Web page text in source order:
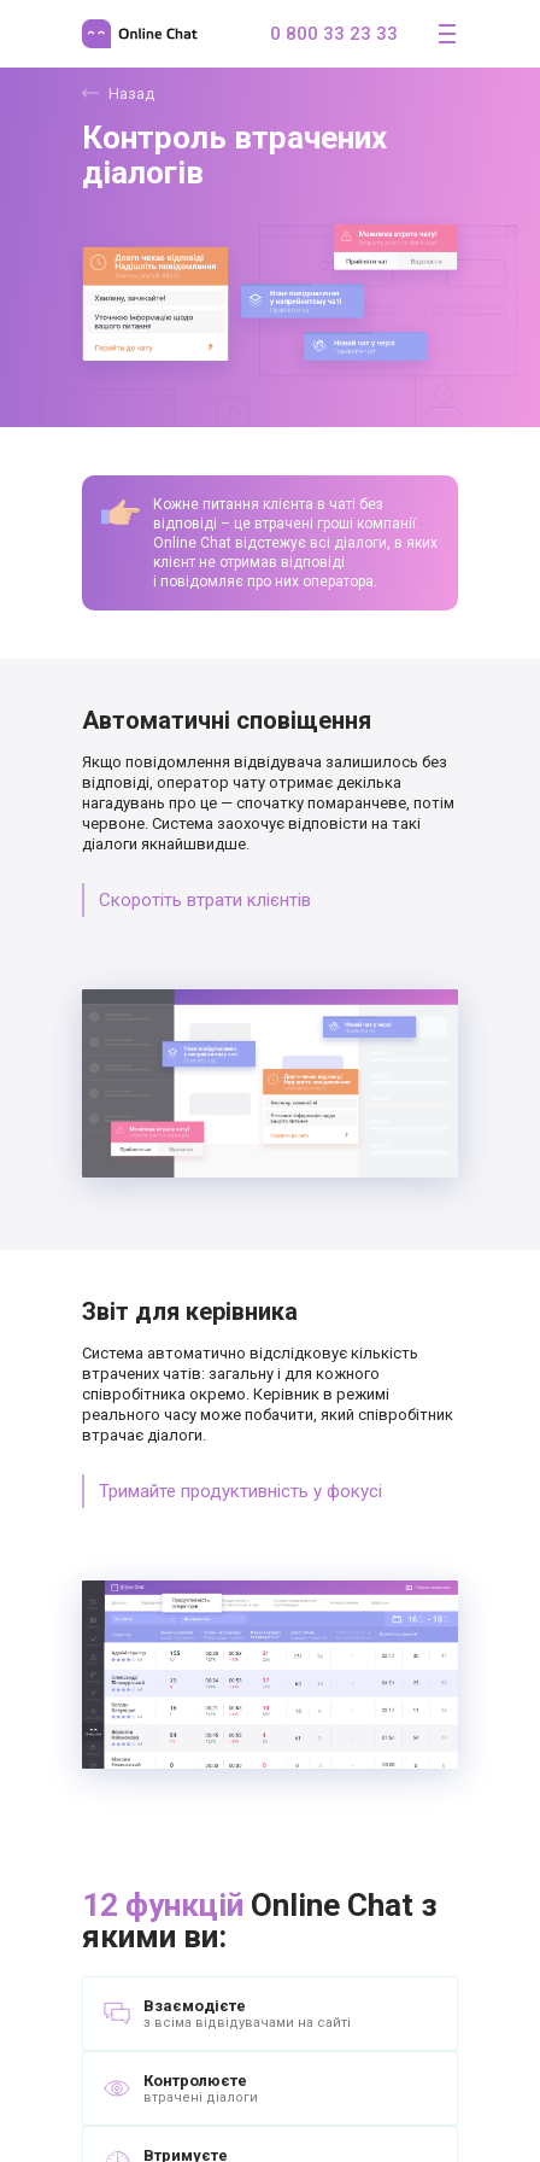
0 800 33 23 33
Назад
Контроль втрачених
діалогів
Кожне питання клієнта в чаті без
відповіді – це втрачені гроші компанії.
Online Chat відстежує всі діалоги, в яких
клієнт не отримав відповіді
і повідомляє про них оператора.
Автоматичні сповіщення
Якщо повідомлення відвідувача залишилось без
відповіді, оператор чату отримає декілька
нагадувань про це — спочатку помаранчеве, потім
червоне. Система заохочує відповісти на такі
діалоги якнайшвидше.
Скоротіть втрати клієнтів
Звіт для керівника
Система автоматично відслідковує кількість
втрачених чатів: загальну і для кожного
співробітника окремо. Керівник в режимі
реального часу може побачити, який співробітник
втрачає діалоги.
Тримайте продуктивність у фокусі
12 функцій Online Chat з
якими ви:
Взаємодієте
з всіма відвідувачами на сайті
Контролюєте
втрачені діалоги
Втримуєте